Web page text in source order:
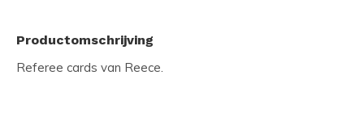
Productomschrijving
Referee cards van Reece.